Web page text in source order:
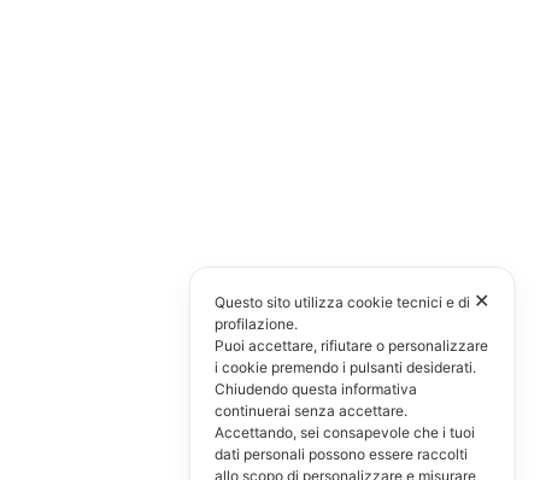
✕
Questo sito utilizza cookie tecnici e di
profilazione.
Puoi accettare, rifiutare o personalizzare
i cookie premendo i pulsanti desiderati.
Chiudendo questa informativa
continuerai senza accettare.
Accettando, sei consapevole che i tuoi
dati personali possono essere raccolti
allo scopo di personalizzare e misurare